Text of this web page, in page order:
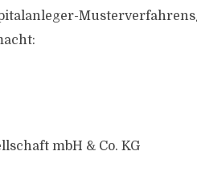
mbH & Co. KG